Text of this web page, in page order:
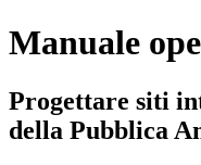
Manuale
Progettare siti
della Pubblica